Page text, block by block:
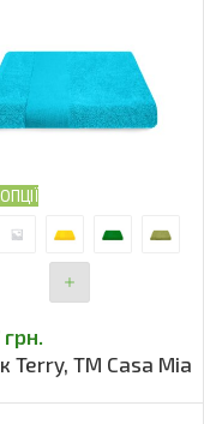
грн.
Terry, TM Casa Mia